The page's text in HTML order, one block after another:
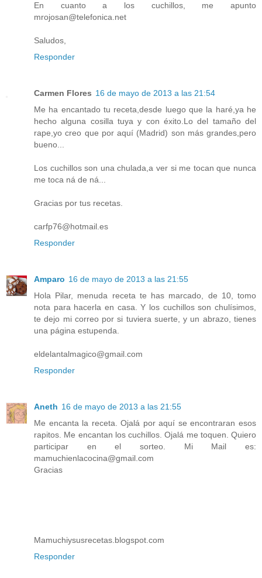
En cuanto a los cuchillos, me apunto
mrojosan@telefonica.net
Saludos,
Responder
Carmen Flores 16 de mayo de 2013 a las 21:54
Me ha encantado tu receta,desde luego que la haré,ya he
hecho alguna cosilla tuya y con éxito.Lo del tamaño del
rape,yo creo que por aquí (Madrid) son más grandes,pero
bueno...
Los cuchillos son una chulada,a ver si me tocan que nunca
me toca ná de ná...
Gracias por tus recetas.
carfp76@hotmail.es
Responder
Amparo 16 de mayo de 2013 a las 21:55
Hola Pilar, menuda receta te has marcado, de 10, tomo
nota para hacerla en casa. Y los cuchillos son chulísimos,
te dejo mi correo por si tuviera suerte, y un abrazo, tienes
una página estupenda.
eldelantalmagico@gmail.com
Responder
Aneth 16 de mayo de 2013 a las 21:55
Me encanta la receta. Ojalá por aquí se encontraran esos
rapitos. Me encantan los cuchillos. Ojalá me toquen. Quiero
participar en el sorteo. Mi Mail es:
mamuchienlacocina@gmail.com
Gracias
Mamuchiysusrecetas.blogspot.com
Responder